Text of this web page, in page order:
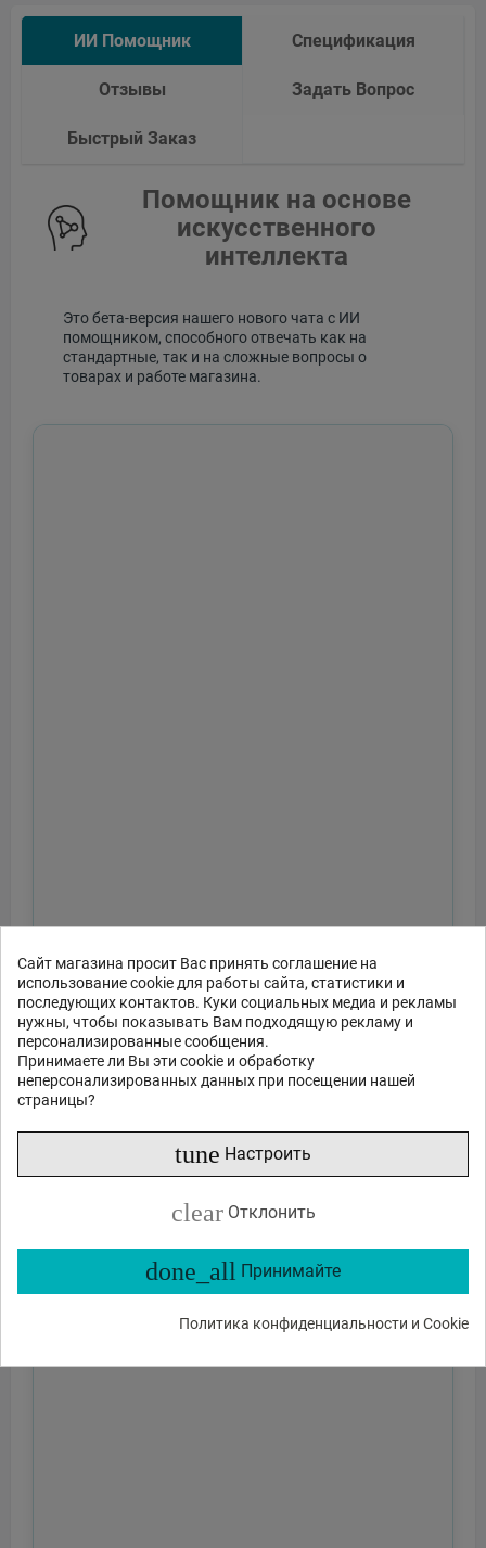
Сайт магазина просит Вас принять соглашение на
использование cookie для работы сайта, статистики и
последующих контактов. Куки социальных медиа и рекламы
нужны, чтобы показывать Вам подходящую рекламу и
персонализированные сообщения.
Принимаете ли Вы эти cookie и обработку
неперсонализированных данных при посещении нашей
страницы?
tune Настроить
clear Отклонить
done_all Принимайте
Политика конфиденциальности и Cookie
ИИ Помощник Спецификация
Отзывы Задать Вопрос
Быстрый Заказ
Помощник на основе
искусственного
интеллекта
Это бета-версия нашего нового чата с ИИ
помощником, способного отвечать как на
стандартные, так и на сложные вопросы о
товарах и работе магазина.